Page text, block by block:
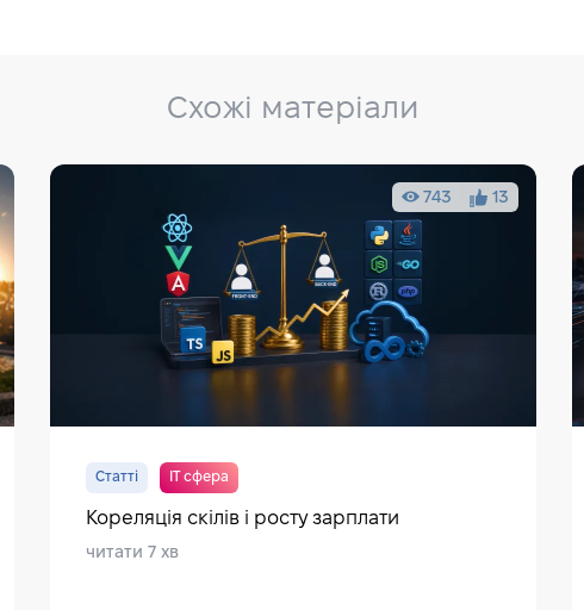
Схожі матеріали
743 13
Статті IT сфера
Кореляція скілів і росту зарплати
читати 7 хв